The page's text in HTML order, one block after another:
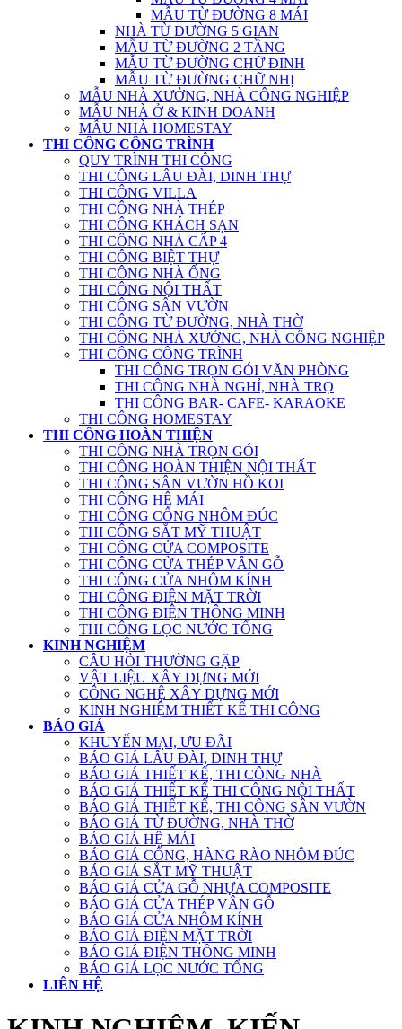
MẪU TỪ ĐƯỜNG 8 MÁI
NHÀ TỪ ĐƯỜNG 5 GIAN
MẪU TỪ ĐƯỜNG 2 TẦNG
MẪU TỪ ĐƯỜNG CHỮ ĐINH
MẪU TỪ ĐƯỜNG CHỮ NHỊ
MẪU NHÀ XƯỞNG, NHÀ CÔNG NGHIỆP
MẪU NHÀ Ở & KINH DOANH
MẪU NHÀ HOMESTAY
THI CÔNG CÔNG TRÌNH
QUY TRÌNH THI CÔNG
THI CÔNG LÂU ĐÀI, DINH THỰ
THI CÔNG VILLA
THI CÔNG NHÀ THÉP
THI CÔNG KHÁCH SẠN
THI CÔNG NHÀ CẤP 4
THI CÔNG BIỆT THỰ
THI CÔNG NHÀ ỐNG
THI CÔNG NỘI THẤT
THI CÔNG SÂN VƯỜN
THI CÔNG TỪ ĐƯỜNG, NHÀ THỜ
THI CÔNG NHÀ XƯỞNG, NHÀ CÔNG NGHIỆP
THI CÔNG CÔNG TRÌNH
THI CÔNG TRỌN GÓI VĂN PHÒNG
THI CÔNG NHÀ NGHỈ, NHÀ TRỌ
THI CÔNG BAR- CAFE- KARAOKE
THI CÔNG HOMESTAY
THI CÔNG HOÀN THIỆN
THI CÔNG NHÀ TRỌN GÓI
THI CÔNG HOÀN THIỆN NỘI THẤT
THI CÔNG SÂN VƯỜN HỒ KOI
THI CÔNG HỆ MÁI
THI CÔNG CỔNG NHÔM ĐÚC
THI CÔNG SẮT MỸ THUẬT
THI CÔNG CỬA COMPOSITE
THI CÔNG CỬA THÉP VÂN GỖ
THI CÔNG CỬA NHÔM KÍNH
THI CÔNG ĐIỆN MẶT TRỜI
THI CÔNG ĐIỆN THÔNG MINH
THI CÔNG LỌC NƯỚC TỔNG
KINH NGHIỆM
CÂU HỎI THƯỜNG GẶP
VẬT LIỆU XÂY DỰNG MỚI
CÔNG NGHỆ XÂY DỰNG MỚI
KINH NGHIỆM THIẾT KẾ THI CÔNG
BÁO GIÁ
KHUYẾN MẠI, ƯU ĐÃI
BÁO GIÁ LÂU ĐÀI, DINH THỰ
BÁO GIÁ THIẾT KẾ, THI CÔNG NHÀ
BÁO GIÁ THIẾT KẾ THI CÔNG NỘI THẤT
BÁO GIÁ THIẾT KẾ, THI CÔNG SÂN VƯỜN
BÁO GIÁ TỪ ĐƯỜNG, NHÀ THỜ
BÁO GIÁ HỆ MÁI
BÁO GIÁ CỔNG, HÀNG RÀO NHÔM ĐÚC
BÁO GIÁ SẮT MỸ THUẬT
BÁO GIÁ CỬA GỖ NHỰA COMPOSITE
BÁO GIÁ CỬA THÉP VÂN GỖ
BÁO GIÁ CỬA NHÔM KÍNH
BÁO GIÁ ĐIỆN MẶT TRỜI
BÁO GIÁ ĐIỆN THÔNG MINH
BÁO GIÁ LỌC NƯỚC TỔNG
LIÊN HỆ